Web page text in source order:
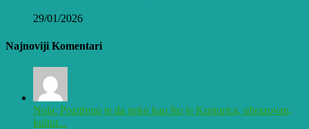
29/01/2026
Najnoviji Komentari
Nola: Pozitivno je da neko kao što je Kusturica, obrazovan,
kultur...